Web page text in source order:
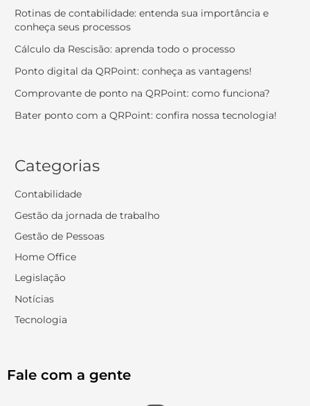
Rotinas de contabilidade: entenda sua importância e
conheça seus processos
Cálculo da Rescisão: aprenda todo o processo
Ponto digital da QRPoint: conheça as vantagens!
Comprovante de ponto na QRPoint: como funciona?
Bater ponto com a QRPoint: confira nossa tecnologia!
Categorias
Contabilidade
Gestão da jornada de trabalho
Gestão de Pessoas
Home Office
Legislação
Notícias
Tecnologia
Fale com a gente